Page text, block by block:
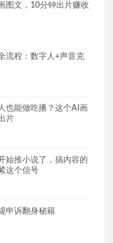
图文，10分钟出片赚收
流程：数字人+声音克
也能做吃播？这个AI画
片
始推小说了，搞内容的
这个信号
申诉翻身秘籍